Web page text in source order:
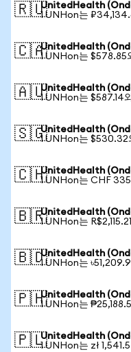
🇷🇺UnitedHealth
1 UNHon는
🇨🇦UnitedHealth
1 UNHon는 $578.85
🇦🇺UnitedHealth
1 UNHon는 $587.14
🇸🇬UnitedHealth
1 UNHon는 $530.32
🇨🇭UnitedHealth
1 UNHon는 CHF
🇧🇷UnitedHealth
1 UNHon는
🇧🇩UnitedHealth
1 UNHon는
🇵🇭UnitedHealth
1 UNHon는
🇵🇱UnitedHealth
1 UNHon는 zł